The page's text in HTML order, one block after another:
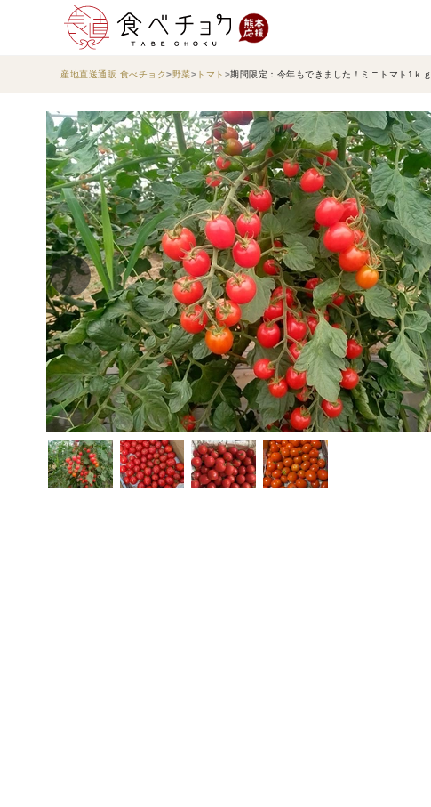
産地直送通販 食べチョク 野菜 トマト 期間限定：今年もできました！ミニトマト1ｋｇ